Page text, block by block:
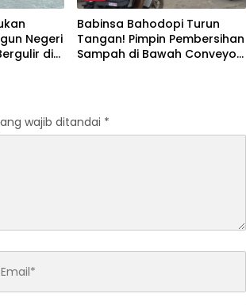
Negeri
di
Babinsa Bahodopi Turun
Tangan! Pimpin Pembersihan
Sampah di Bawah Conveyor
wajib ditandai *